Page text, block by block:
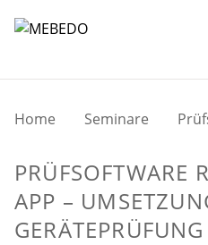
Home Seminare
PRÜFSOFTWARE
APP –
GERÄTEPRÜFUNG